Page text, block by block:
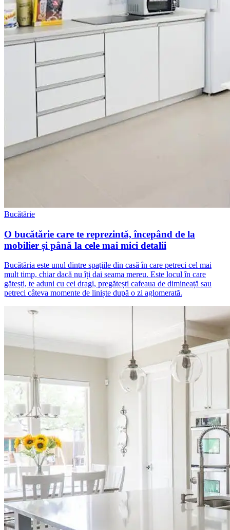
Bucătărie
O bucătărie care te reprezintă, începând de la
mobilier și până la cele mai mici detalii
Bucătăria este unul dintre spațiile din casă în care petreci cel mai
mult timp, chiar dacă nu îți dai seama mereu. Este locul în care
gătești, te aduni cu cei dragi, pregătești cafeaua de dimineață sau
petreci câteva momente de liniște după o zi aglomerată.